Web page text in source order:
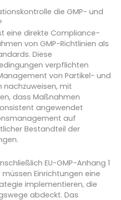
die GMP- und
eine direkte Compliance-
von GMP-Richtlinien als
Diese
verpflichten
von Partikel- und
nachzuweisen, mit
dass Maßnahmen
angewendet
auf
Bestandteil der
EU-GMP-Anhang 1
Einrichtungen eine
implementieren, die
abdeckt. Das